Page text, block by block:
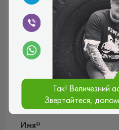
Отзывы (0)
Пока нет комментариев
Написать
Имя*
Так! Величезний
Звертайтеся,